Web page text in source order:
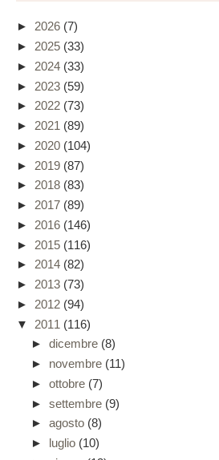
► 2026 (7)
► 2025 (33)
► 2024 (33)
► 2023 (59)
► 2022 (73)
► 2021 (89)
► 2020 (104)
► 2019 (87)
► 2018 (83)
► 2017 (89)
► 2016 (146)
► 2015 (116)
► 2014 (82)
► 2013 (73)
► 2012 (94)
▼ 2011 (116)
► dicembre (8)
► novembre (11)
► ottobre (7)
► settembre (9)
► agosto (8)
► luglio (10)